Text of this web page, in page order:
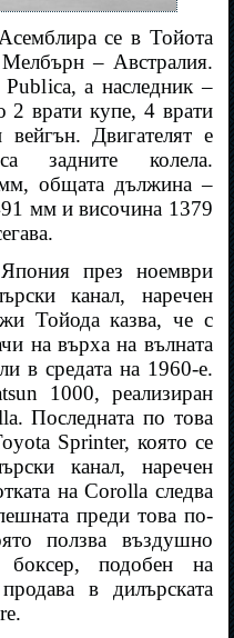
се в Тойота
– Австралия.
а наследник –
2 врати купе, 4 врати
Двигателят е
задните колела.
общата дължина –
мм и височина 1379
през ноември
канал, наречен
Тойода казва, че с
на върха на вълната
в средата на 1960-е.
1000, реализиран
Последната по това
Sprinter, която се
канал, наречен
на Corolla следва
преди това по-
ползва въздушно
боксер, подобен на
в дилърската